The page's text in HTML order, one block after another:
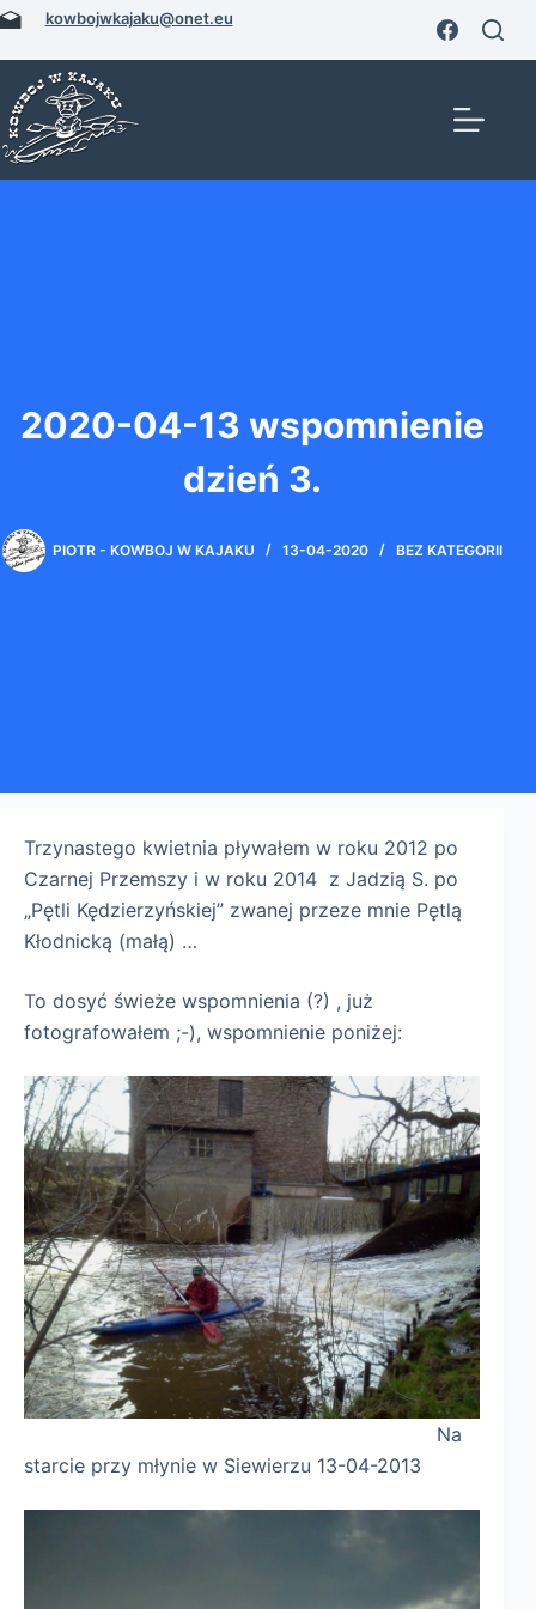
Przejdź
treści
kowbojwkajaku@onet.eu
2020-04-13 wspomnienie
dzień 3.
PIOTR - KOWBOJ W KAJAKU 13-04-2020 BEZ KATEGORII
Trzynastego kwietnia pływałem w roku 2012 po
Czarnej Przemszy i w roku 2014 z Jadzią S. po
„Pętli Kędzierzyńskiej” zwanej przeze mnie Pętlą
Kłodnicką (małą) …
To dosyć świeże wspomnienia (?) , już
fotografowałem ;-), wspomnienie poniżej:
Na
starcie przy młynie w Siewierzu 13-04-2013